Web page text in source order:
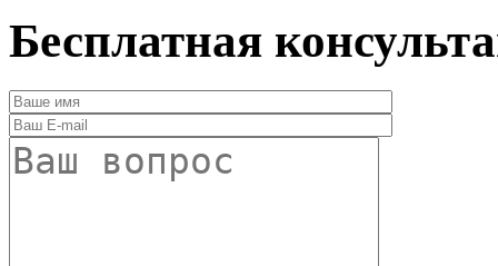
Бесплатная